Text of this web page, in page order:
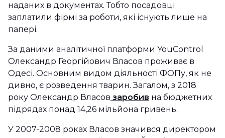
наданих в документах. Тобто посадовці
заплатили фірмі за роботи, які існують лише на
папері.
За даними аналітичної платформи YouControl
Олександр Георгійович Власов проживає в
Одесі. Основним видом діяльності ФОПу, як не
дивно, є розведення тварин. Загалом, з 2018
року Олександр Власов заробив на бюджетних
підрядах понад 14,26 мільйона гривень.
У 2007-2008 роках Власов значився директором